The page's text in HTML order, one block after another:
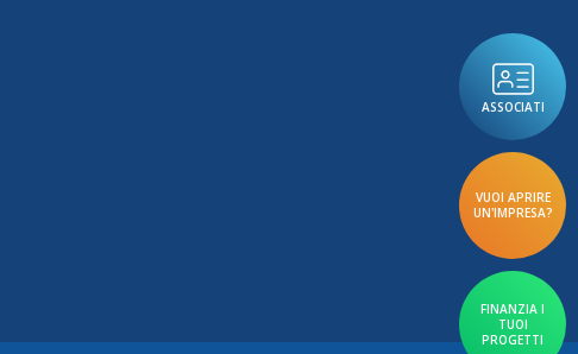
ASSOCIATI
VUOI APRIRE
UN'IMPRESA?
FINANZIA I
TUOI
PROGETTI